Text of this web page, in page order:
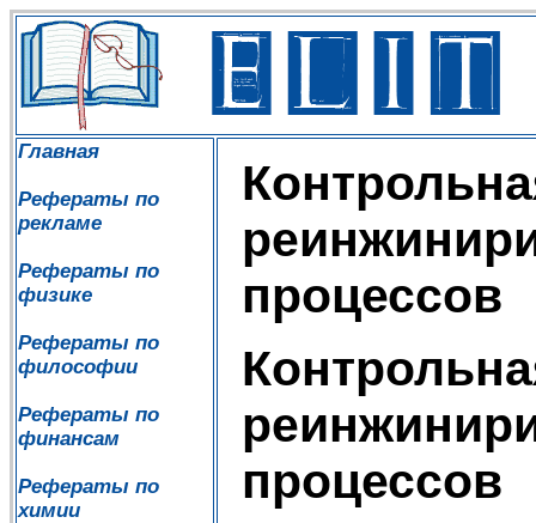
Главная
Рефераты по
рекламе
Рефераты по
физике
Рефераты по
философии
Рефераты по
финансам
Рефераты по
химии
процессов
процессов